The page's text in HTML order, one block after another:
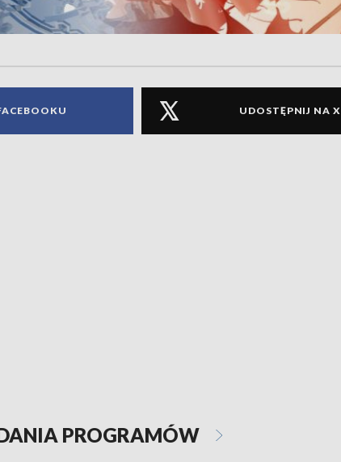
UDOSTĘPNIJ NA X
PROGRAMÓW